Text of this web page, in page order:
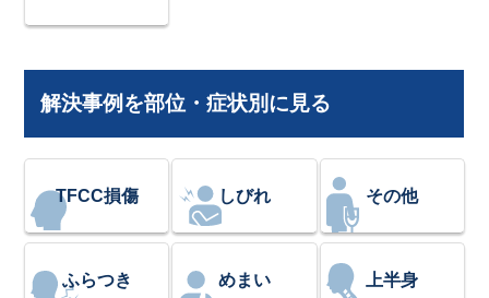
解決事例を部位・症状別に見る
TFCC損傷 しびれ その他
ふらつき めまい 上半身